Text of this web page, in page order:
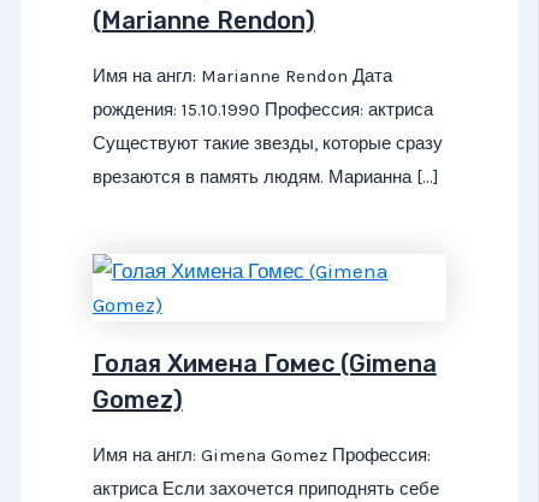
(Marianne Rendon)
Имя на англ: Marianne Rendon Дата
рождения: 15.10.1990 Профессия: актриса
Существуют такие звезды, которые сразу
врезаются в память людям. Марианна […]
Голая Химена Гомес (Gimena
Gomez)
Имя на англ: Gimena Gomez Профессия:
актриса Если захочется приподнять себе